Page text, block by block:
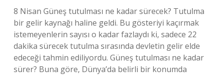
8 Nisan Güneş tutulması ne kadar sürecek? Tutulma
bir gelir kaynağı haline geldi. Bu gösteriyi kaçırmak
istemeyenlerin sayısı o kadar fazlaydı ki, sadece 22
dakika sürecek tutulma sırasında devletin gelir elde
edeceği tahmin ediliyordu. Güneş tutulması ne kadar
sürer? Buna göre, Dünya’da belirli bir konumda